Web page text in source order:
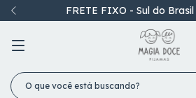
Parcelamento em até 6x